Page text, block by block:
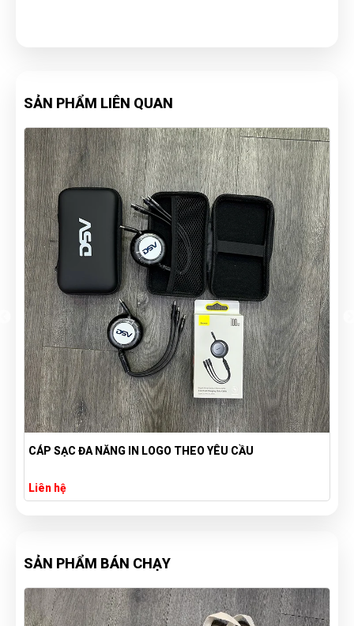
SẢN PHẨM LIÊN QUAN
CÁP SẠC ĐA NĂNG IN LOGO THEO YÊU CẦU
Liên hệ
SẢN PHẨM BÁN CHẠY